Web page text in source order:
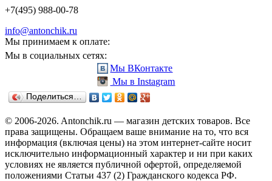
+7(495) 988-00-78
info@antonchik.ru
Мы принимаем к оплате:
Мы в социальных сетях:
Мы ВКонтакте
Мы в Instagram
Поделиться…
© 2006-2026. Antonchik.ru — магазин детских товаров. Все
права защищены. Обращаем ваше внимание на то, что вся
информация (включая цены) на этом интернет-сайте носит
исключительно информационный характер и ни при каких
условиях не является публичной офертой, определяемой
положениями Статьи 437 (2) Гражданского кодекса РФ.